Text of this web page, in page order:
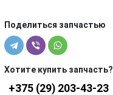
Поделиться запчастью
Хотите купить запчасть?
+375 (29) 203-43-23